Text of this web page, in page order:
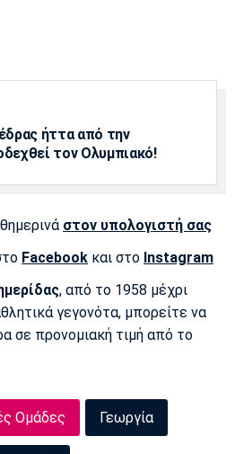
ήττα από την
τον Ολυμπιακό!
στον υπολογιστή σας
Facebook και στο Instagram
, από το 1958 μέχρι
γεγονότα, μπορείτε να
σε προνομιακή τιμή από το
Ομάδες Γεωργία